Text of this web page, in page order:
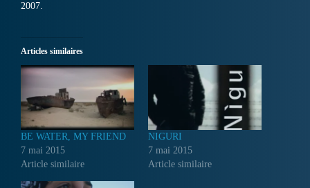
2007.
Articles similaires
BE WATER, MY FRIEND
7 mai 2015
Article similaire
NIGURI
7 mai 2015
Article similaire